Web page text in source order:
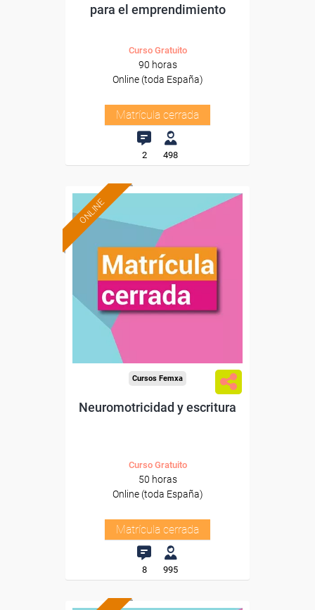
para el emprendimiento
Curso Gratuito
90 horas
Online (toda España)
Matrícula cerrada
2 498
ONLINE
Cursos Femxa
Neuromotricidad y escritura
Curso Gratuito
50 horas
Online (toda España)
Matrícula cerrada
8 995